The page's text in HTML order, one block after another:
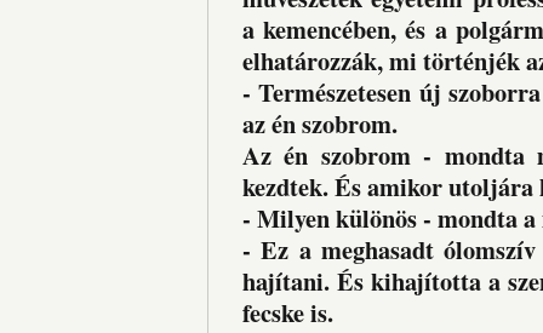
a kemencében, és a
elhatározzák, mi történjék
- Természetesen új
az én szobrom.
Az én szobrom - mondta
kezdtek. És amikor
- Milyen különös - mondta
- Ez a meghasadt
hajítani. És kihajította a
fecske is.